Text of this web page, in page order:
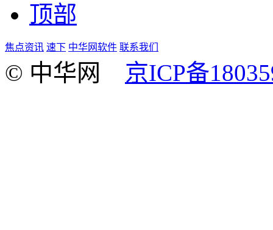
顶部
焦点资讯 速下 中华网软件 联系我们
© 中华网 京ICP备